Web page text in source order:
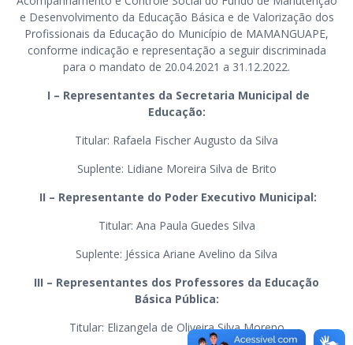
e Desenvolvimento da Educação Básica e de Valorização dos
Profissionais da Educação do Município de MAMANGUAPE,
conforme indicação e representação a seguir discriminada
para o mandato de 20.04.2021 a 31.12.2022.
I – Representantes da Secretaria Municipal de
Educação:
Titular: Rafaela Fischer Augusto da Silva
Suplente: Lidiane Moreira Silva de Brito
II – Representante do Poder Executivo Municipal:
Titular: Ana Paula Guedes Silva
Suplente: Jéssica Ariane Avelino da Silva
III – Representantes dos Professores da Educação
Básica Pública:
Titular: Elizangela de Oliveira Silva Moreno